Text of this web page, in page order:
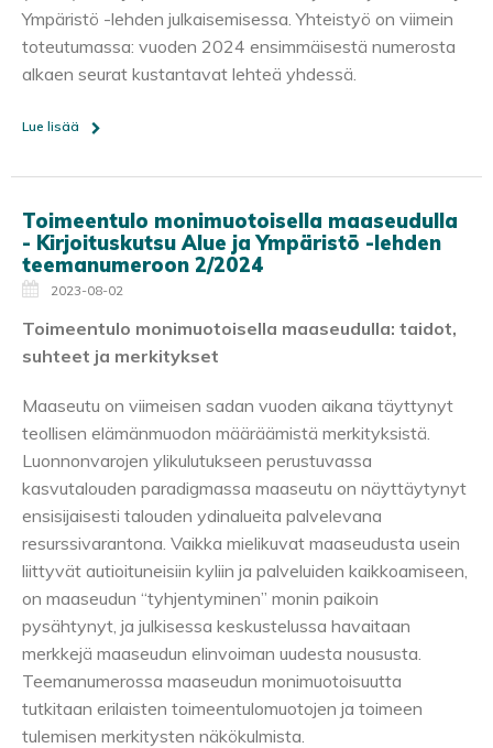
Ympäristö -lehden julkaisemisessa. Yhteistyö on viimein
toteutumassa: vuoden 2024 ensimmäisestä numerosta
alkaen seurat kustantavat lehteä yhdessä.
Lue lisää
Toimeentulo monimuotoisella maaseudulla
- Kirjoituskutsu Alue ja Ympäristö -lehden
teemanumeroon 2/2024
2023-08-02
Toimeentulo monimuotoisella maaseudulla: taidot,
suhteet ja merkitykset
Maaseutu on viimeisen sadan vuoden aikana täyttynyt
teollisen elämänmuodon määräämistä merkityksistä.
Luonnonvarojen ylikulutukseen perustuvassa
kasvutalouden paradigmassa maaseutu on näyttäytynyt
ensisijaisesti talouden ydinalueita palvelevana
resurssivarantona. Vaikka mielikuvat maaseudusta usein
liittyvät autioituneisiin kyliin ja palveluiden kaikkoamiseen,
on maaseudun “tyhjentyminen” monin paikoin
pysähtynyt, ja julkisessa keskustelussa havaitaan
merkkejä maaseudun elinvoiman uudesta noususta.
Teemanumerossa maaseudun monimuotoisuutta
tutkitaan erilaisten toimeentulomuotojen ja toimeen
tulemisen merkitysten näkökulmista.